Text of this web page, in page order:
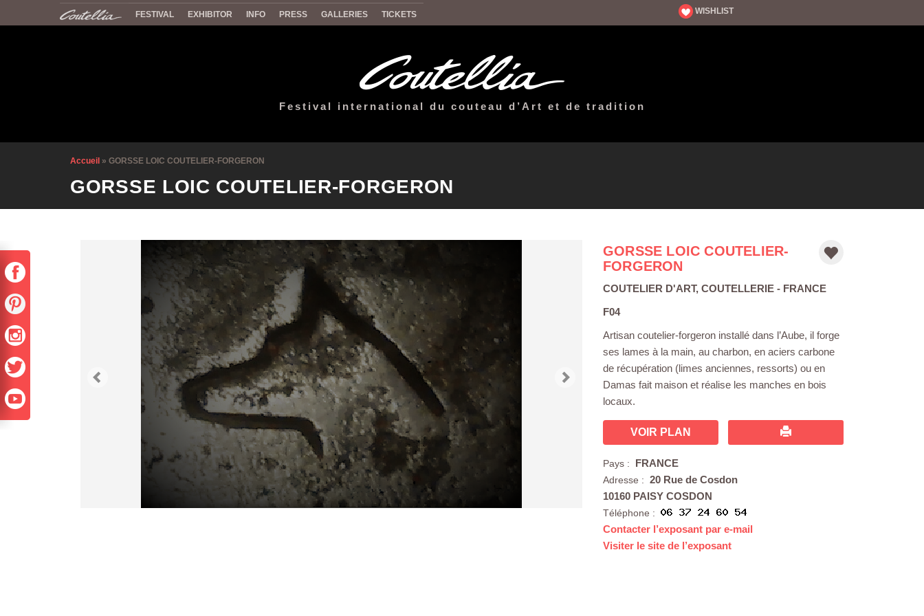
FESTIVAL EXHIBITOR INFO PRESS GALLERIES TICKETS WISHLIST
Festival international du couteau d’Art et de tradition
Accueil » GORSSE LOIC COUTELIER-FORGERON
GORSSE LOIC COUTELIER-FORGERON
GORSSE LOIC COUTELIER-
FORGERON
COUTELIER D'ART, COUTELLERIE - FRANCE
F04
Artisan coutelier-forgeron installé dans l’Aube, il forge
ses lames à la main, au charbon, en aciers carbone
de récupération (limes anciennes, ressorts) ou en
Damas fait maison et réalise les manches en bois
locaux.
VOIR PLAN
Pays : FRANCE
Adresse : 20 Rue de Cosdon
10160 PAISY COSDON
Téléphone :
Contacter l’exposant par e-mail
Visiter le site de l’exposant